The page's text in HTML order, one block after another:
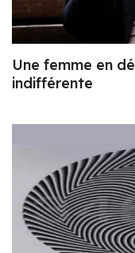
Une femme en
indifférente